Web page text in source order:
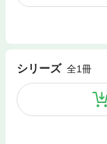
シリーズ 全1冊